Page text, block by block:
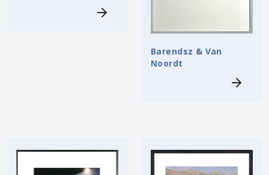
Barendsz & Van
Noordt